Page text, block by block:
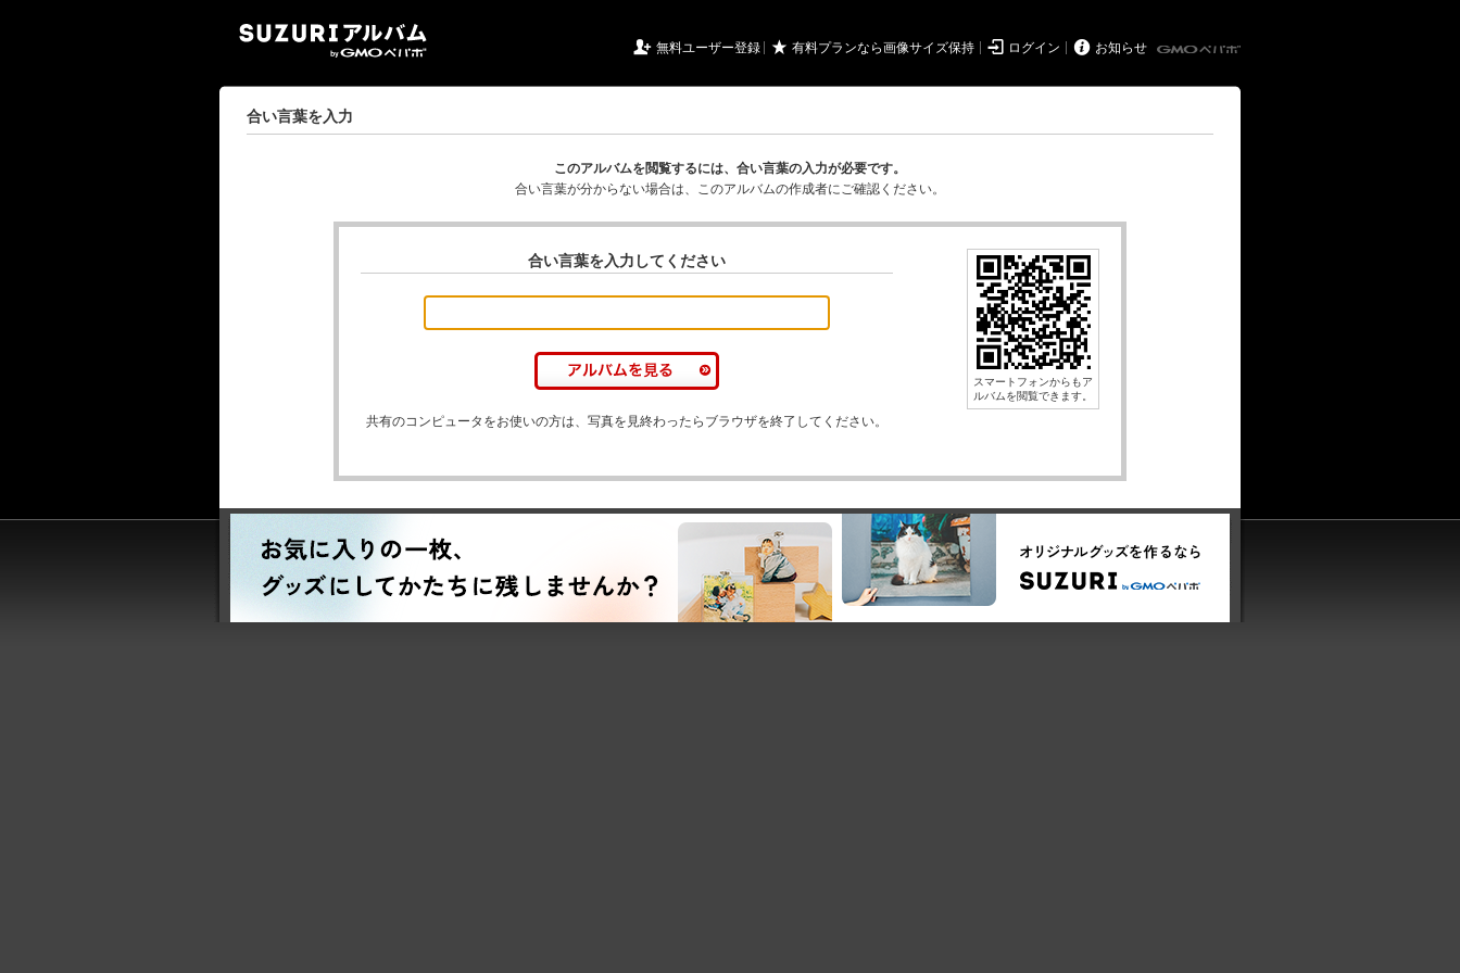
 無料ユーザー登録 ★ 有料プランなら画像サイズ保持  ログイン  お知らせ
合い言葉を入力
このアルバムを閲覧するには、合い言葉の入力が必要です。
合い言葉が分からない場合は、このアルバムの作成者にご確認ください。
合い言葉を入力してください
共有のコンピュータをお使いの方は、写真を見終わったらブラウザを終了してください。
スマートフォンからもア
ルバムを閲覧できます。